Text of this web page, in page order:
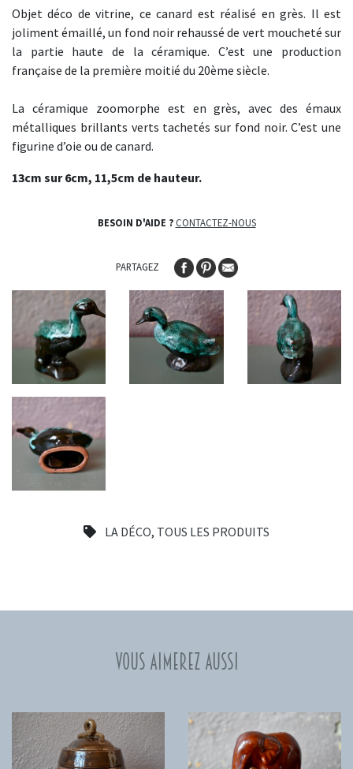
LA DÉCO, TOUS LES PRODUITS
Objet déco de vitrine, ce canard est réalisé en grès. Il est
joliment émaillé, un fond noir rehaussé de vert moucheté sur
la partie haute de la céramique. C’est une production
française de la première moitié du 20ème siècle.
La céramique zoomorphe est en grès, avec des émaux
métalliques brillants verts tachetés sur fond noir. C’est une
figurine d’oie ou de canard.
13cm sur 6cm, 11,5cm de hauteur.
BESOIN D'AIDE ? CONTACTEZ-NOUS
PARTAGEZ
Vous aimerez aussi